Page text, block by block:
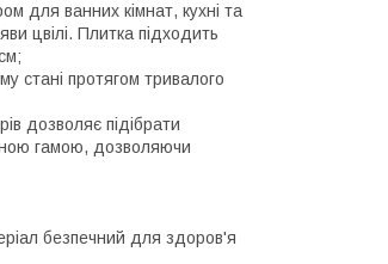
для ванних кімнат, кухні та
цвілі. Плитка підходить
стані протягом тривалого
дозволяє підібрати
гамою, дозволяючи
безпечний для здоров'я